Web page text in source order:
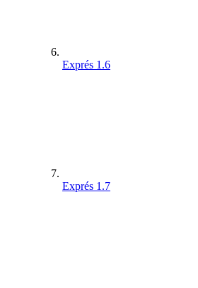
Exprés 1.6
Exprés 1.7